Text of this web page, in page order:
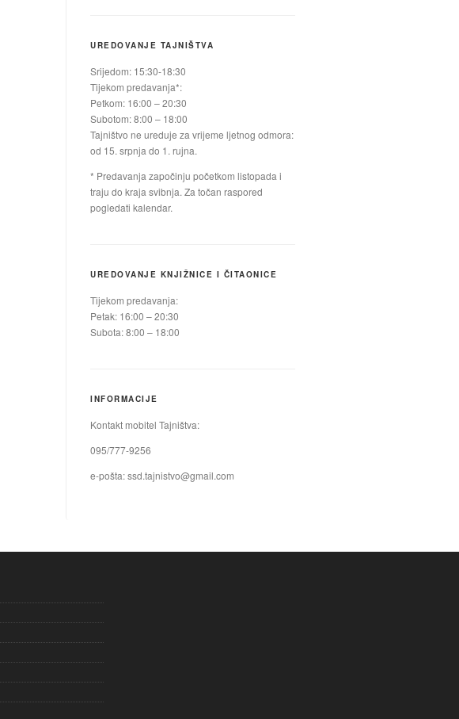
UREDOVANJE TAJNIŠTVA
Srijedom: 15:30-18:30
Tijekom predavanja*:
Petkom: 16:00 – 20:30
Subotom: 8:00 – 18:00
Tajništvo ne ureduje za vrijeme ljetnog odmora:
od 15. srpnja do 1. rujna.
* Predavanja započinju početkom listopada i
traju do kraja svibnja. Za točan raspored
pogledati kalendar.
UREDOVANJE KNJIŽNICE I ČITAONICE
Tijekom predavanja:
Petak: 16:00 – 20:30
Subota: 8:00 – 18:00
INFORMACIJE
Kontakt mobitel Tajništva:
095/777-9256
e-pošta:ssd.tajnistvo@gmail.com